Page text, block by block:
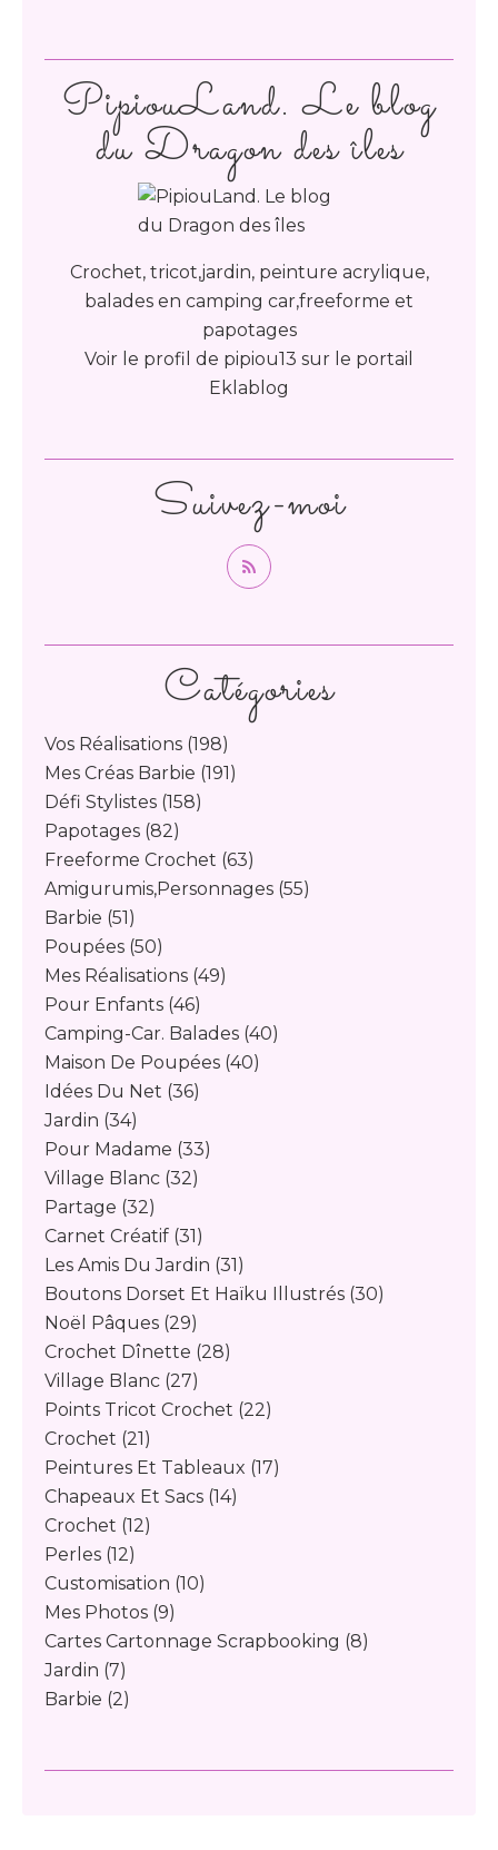
Catégories
Vos Réalisations (198)
Mes Créas Barbie (191)
Défi Stylistes (158)
Papotages (82)
Freeforme Crochet (63)
Amigurumis,personnages (55)
Barbie (51)
Poupées (50)
Mes Réalisations (49)
Pour Enfants (46)
Camping-Car. Balades (40)
Maison De Poupées (40)
Idées Du Net (36)
Jardin (34)
Pour Madame (33)
Village Blanc (32)
Partage (32)
Carnet Créatif (31)
Les Amis Du Jardin (31)
Boutons Dorset Et Haïku Illustrés (30)
Noël Pâques (29)
Crochet Dînette (28)
Village Blanc (27)
Points Tricot Crochet (22)
Crochet (21)
Peintures Et Tableaux (17)
Chapeaux Et Sacs (14)
Crochet (12)
Perles (12)
Customisation (10)
Mes Photos (9)
Cartes Cartonnage Scrapbooking (8)
Jardin (7)
Barbie (2)
PipiouLand. Le blog
du Dragon des îles
Crochet, tricot,jardin, peinture acrylique,
balades en camping car,freeforme et
papotages
Voir le profil de pipiou13 sur le portail
Eklablog
Suivez-moi